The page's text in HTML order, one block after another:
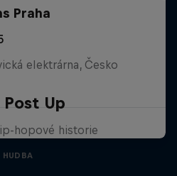
Praha
elektrárna, Česko
Post Up
hopové historie
HUDBA